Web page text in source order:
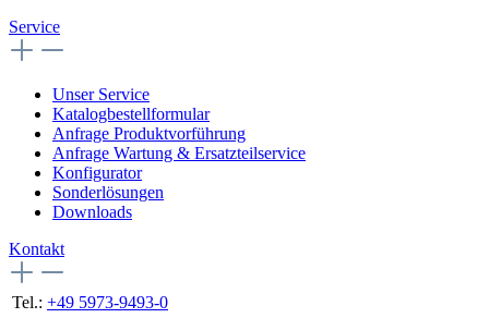
Service
Unser Service
Katalogbestellformular
Anfrage Produktvorführung
Anfrage Wartung & Ersatzteilservice
Konfigurator
Sonderlösungen
Downloads
Kontakt
Tel.: +49 5973-9493-0